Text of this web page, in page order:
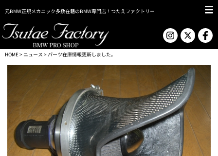
元BMW正規メカニック多数在籍のBMW専門店！つたえファクトリー
HOME> ニュース > パーツ在庫情報更新しました。